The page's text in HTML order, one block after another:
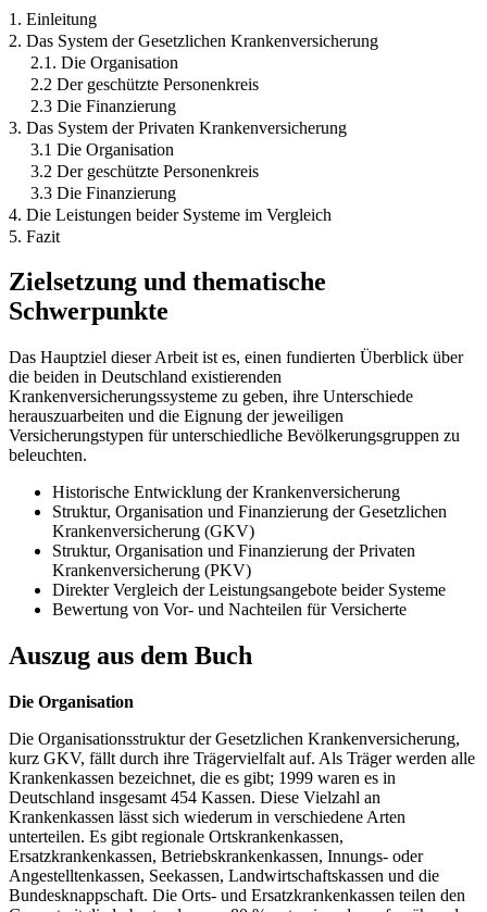
1. Einleitung
2. Das System der Gesetzlichen Krankenversicherung
2.1. Die Organisation
2.2 Der geschützte Personenkreis
2.3 Die Finanzierung
3. Das System der Privaten Krankenversicherung
3.1 Die Organisation
3.2 Der geschützte Personenkreis
3.3 Die Finanzierung
4. Die Leistungen beider Systeme im Vergleich
5. Fazit
Zielsetzung und thematische
Schwerpunkte
Das Hauptziel dieser Arbeit ist es, einen fundierten Überblick über
die beiden in Deutschland existierenden
Krankenversicherungssysteme zu geben, ihre Unterschiede
herauszuarbeiten und die Eignung der jeweiligen
Versicherungstypen für unterschiedliche Bevölkerungsgruppen zu
beleuchten.
Historische Entwicklung der Krankenversicherung
Struktur, Organisation und Finanzierung der Gesetzlichen
Krankenversicherung (GKV)
Struktur, Organisation und Finanzierung der Privaten
Krankenversicherung (PKV)
Direkter Vergleich der Leistungsangebote beider Systeme
Bewertung von Vor- und Nachteilen für Versicherte
Auszug aus dem Buch
Die Organisation
Die Organisationsstruktur der Gesetzlichen Krankenversicherung,
kurz GKV, fällt durch ihre Trägervielfalt auf. Als Träger werden alle
Krankenkassen bezeichnet, die es gibt; 1999 waren es in
Deutschland insgesamt 454 Kassen. Diese Vielzahl an
Krankenkassen lässt sich wiederum in verschiedene Arten
unterteilen. Es gibt regionale Ortskrankenkassen,
Ersatzkrankenkassen, Betriebskrankenkassen, Innungs- oder
Angestelltenkassen, Seekassen, Landwirtschaftskassen und die
Bundesknappschaft. Die Orts- und Ersatzkrankenkassen teilen den